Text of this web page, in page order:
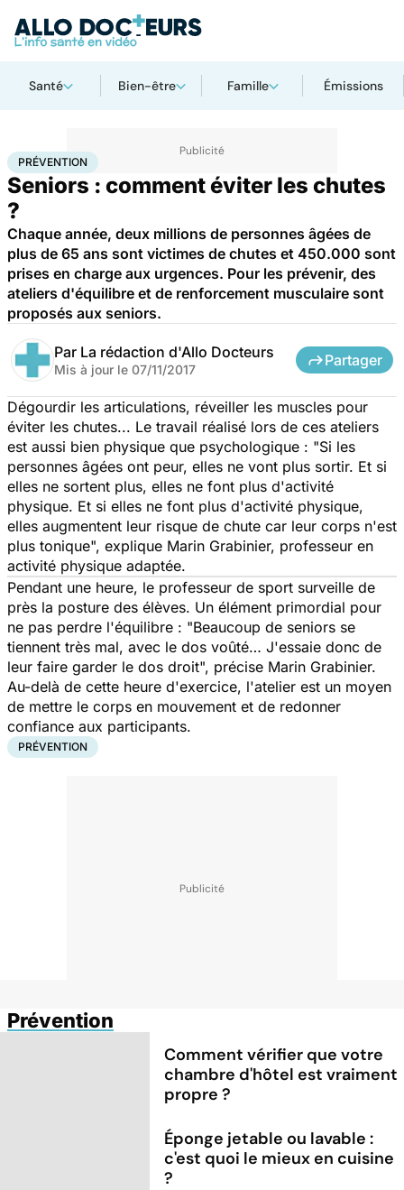
Santé Bien-être Famille Émissions
AccueilSantéMaladies Prévention
PRÉVENTION
Seniors : comment éviter les chutes
?
Chaque année, deux millions de personnes âgées de
plus de 65 ans sont victimes de chutes et 450.000 sont
prises en charge aux urgences. Pour les prévenir, des
ateliers d'équilibre et de renforcement musculaire sont
proposés aux seniors.
Par La rédaction d'Allo Docteurs
Mis à jour le 07/11/2017
Partager
Dégourdir les articulations, réveiller les muscles pour
éviter les chutes... Le travail réalisé lors de ces ateliers
est aussi bien physique que psychologique : "Si les
personnes âgées ont peur, elles ne vont plus sortir. Et si
elles ne sortent plus, elles ne font plus d'activité
physique. Et si elles ne font plus d'activité physique,
elles augmentent leur risque de chute car leur corps n'est
plus tonique", explique Marin Grabinier, professeur en
activité physique adaptée.
Pendant une heure, le professeur de sport surveille de
près la posture des élèves. Un élément primordial pour
ne pas perdre l'équilibre : "Beaucoup de seniors se
tiennent très mal, avec le dos voûté… J'essaie donc de
leur faire garder le dos droit", précise Marin Grabinier.
Au-delà de cette heure d'exercice, l'atelier est un moyen
de mettre le corps en mouvement et de redonner
confiance aux participants.
PRÉVENTION
Prévention
Comment vérifier que votre
chambre d'hôtel est vraiment
propre ?
Éponge jetable ou lavable :
c'est quoi le mieux en cuisine
?